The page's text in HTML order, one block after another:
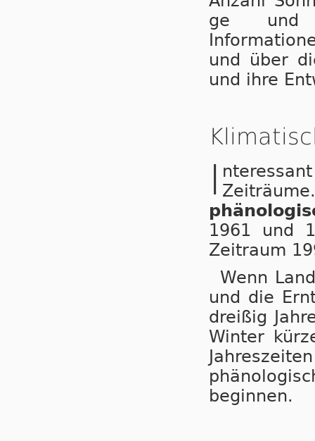
ge und
und über
und ihre
I
1961 und
Zeitraum
Wenn
und die
dreißig
Winter
beginnen.